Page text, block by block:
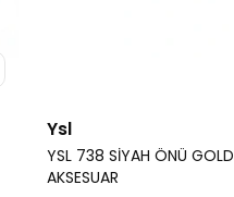
Ysl
YSL 738 SİYAH ÖNÜ GOLD
AKSESUAR